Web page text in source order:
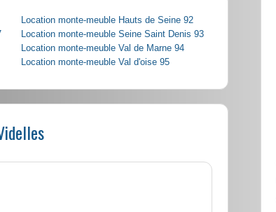
Location monte-meuble Hauts de Seine 92
Location monte-meuble Seine Saint Denis 93
Location monte-meuble Val de Marne 94
Location monte-meuble Val d'oise 95